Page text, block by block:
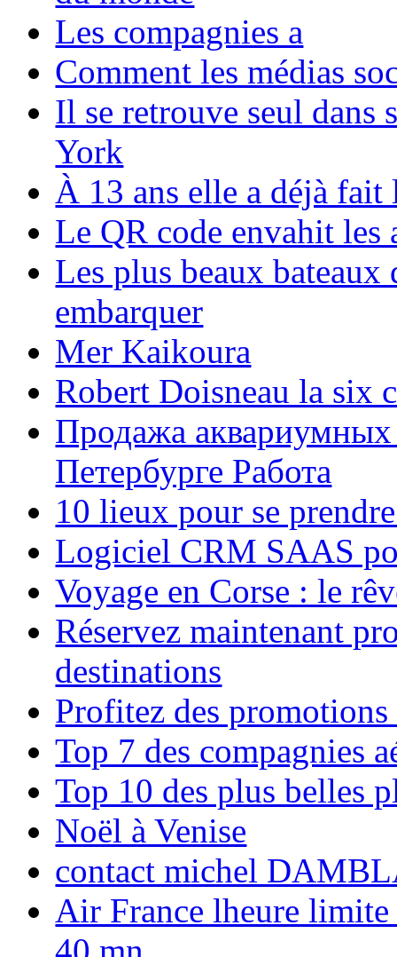
Les compagnies a
Comment les médias
Il se retrouve seul dans
York
À 13 ans elle a déjà
Le QR code envahit les
Les plus beaux bateaux
embarquer
Mer Kaikoura
Robert Doisneau la six
Продажа аквариумных
Петербурге Работа
10 lieux pour se
Logiciel CRM SAAS
Voyage en Corse : le
Réservez maintenant
destinations
Profitez des
Top 7 des compagnies
Top 10 des plus belles
Noël à Venise
contact michel
Air France lheure limite